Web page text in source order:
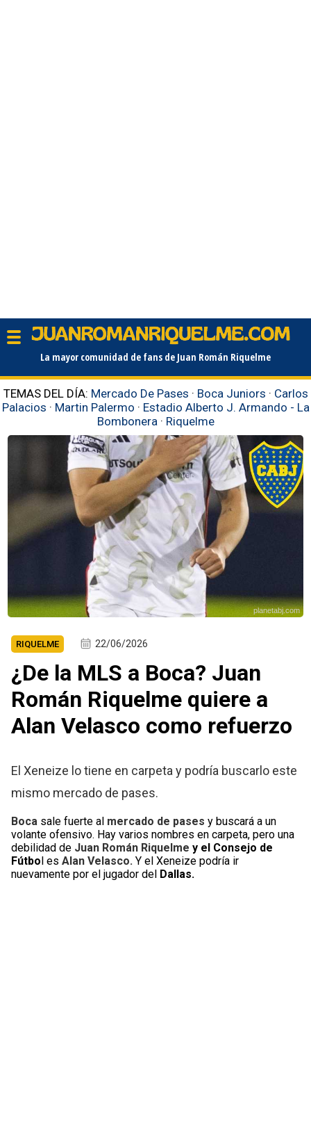
La mayor comunidad de fans de Juan Román Riquelme
TEMAS DEL DÍA: Mercado De Pases · Boca Juniors · Carlos
Palacios · Martin Palermo · Estadio Alberto J. Armando - La
Bombonera · Riquelme
planetabj.com
RIQUELME 22/06/2026
¿De la MLS a Boca? Juan
Román Riquelme quiere a
Alan Velasco como refuerzo
El Xeneize lo tiene en carpeta y podría buscarlo este
mismo mercado de pases.
Boca sale fuerte al mercado de pases y buscará a un
volante ofensivo. Hay varios nombres en carpeta, pero una
debilidad de Juan Román Riquelme y el Consejo de
Fútbol esAlan Velasco. Y el Xeneize podría ir
nuevamente por el jugador del Dallas.